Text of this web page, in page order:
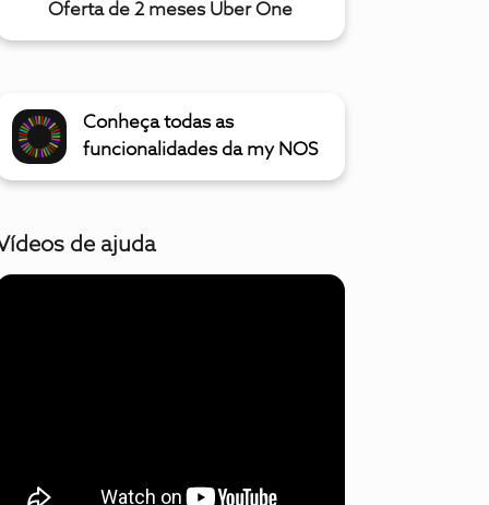
Oferta de 2 meses Uber One
Conheça todas as
funcionalidades da my NOS
de ajuda